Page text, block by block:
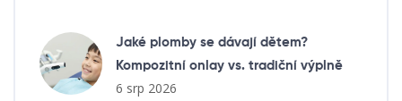
Jaké plomby se dávají dětem?
Kompozitní onlay vs. tradiční výplně
6 srp 2026